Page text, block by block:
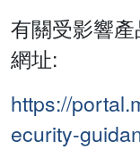
有關受影響
網址:
https://
ecurity-